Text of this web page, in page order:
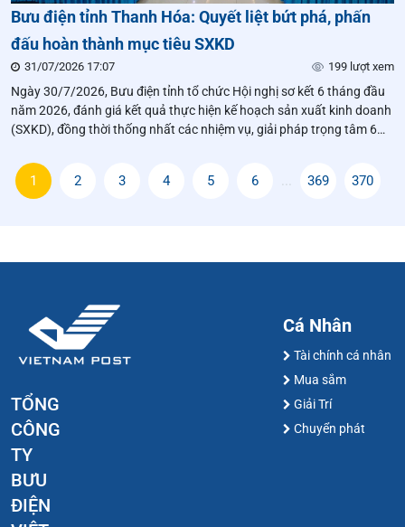
Bưu điện tỉnh Thanh Hóa: Quyết liệt bứt phá, phấn
đấu hoàn thành mục tiêu SXKD
31/07/2026 17:07 199 lượt xem
Ngày 30/7/2026, Bưu điện tỉnh tổ chức Hội nghị sơ kết 6 tháng đầu
năm 2026, đánh giá kết quả thực hiện kế hoạch sản xuất kinh doanh
(SXKD), đồng thời thống nhất các nhiệm vụ, giải pháp trọng tâm 6
mạnh tập thể,
1 2 3 4 5 6 ... 369 370
TỔNG
CÔNG
TY
BƯU
ĐIỆN
Cá Nhân
Tài chính cá nhân
Mua sắm
Giải Trí
Chuyển phát